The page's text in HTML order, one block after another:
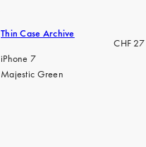
Thin Case Archive
CHF 27
iPhone 7
Majestic Green